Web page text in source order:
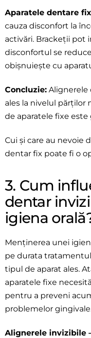
Aparatele dentare
cauza disconfort la
activări. Brackeții pot
disconfortul se
obișnuiește cu
Concluzie: Alignerele
ales la nivelul părților
de aparatele fixe
Cui și care au nevoie
dentar fix poate fi o
3. Cum
dentar
igiena
Menținerea unei
pe durata
tipul de aparat ales.
aparatele fixe
pentru a preveni
problemelor
Alignerele invizibile